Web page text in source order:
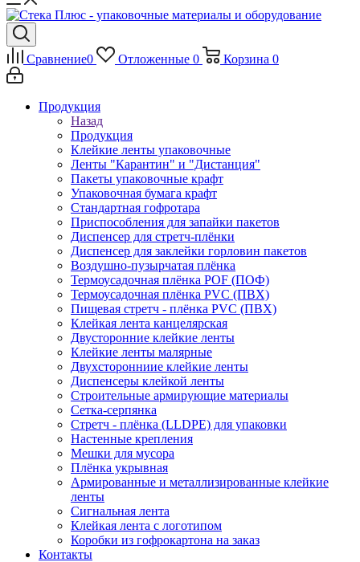
Сравнение0 Отложенные 0 Корзина 0
Продукция
Назад
Продукция
Клейкие ленты упаковочные
Ленты "Карантин" и "Дистанция"
Пакеты упаковочные крафт
Упаковочная бумага крафт
Стандартная гофротара
Приспособления для запайки пакетов
Диспенсер для стретч-плёнки
Диспенсер для заклейки горловин пакетов
Воздушно-пузырчатая плёнка
Термоусадочная плёнка POF (ПОФ)
Термоусадочная плёнка PVC (ПВХ)
Пищевая стретч - плёнка PVC (ПВХ)
Клейкая лента канцелярская
Двусторонние клейкие ленты
Клейкие ленты малярные
Двухсторонниие клейкие ленты
Диспенсеры клейкой ленты
Строительные армирующие материалы
Сетка-серпянка
Стретч - плёнка (LLDPE) для упаковки
Настенные крепления
Мешки для мусора
Плёнка укрывная
Армированные и металлизированные клейкие
ленты
Сигнальная лента
Клейкая лента с логотипом
Коробки из гофрокартона на заказ
Контакты